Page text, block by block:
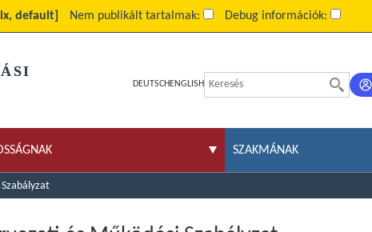
default] Nem publikált tartalmak: Debug információk:
DEUTSCH ENGLISH
SZAKMÁNAK